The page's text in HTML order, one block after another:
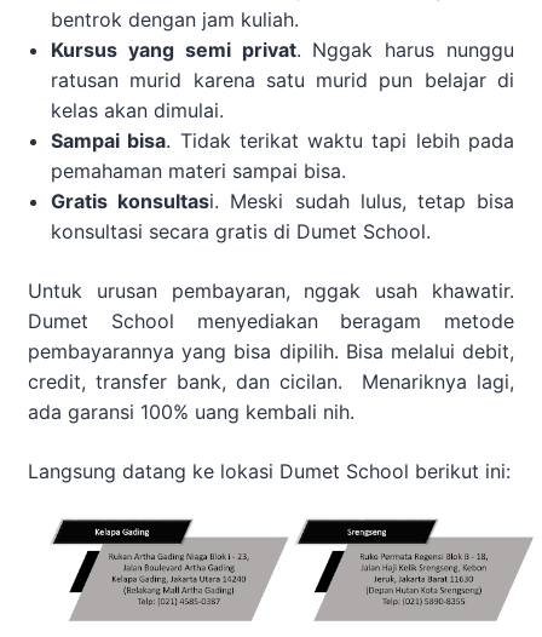
bentrok dengan jam kuliah.
Kursus yang semi privat. Nggak harus nunggu
ratusan murid karena satu murid pun belajar di
kelas akan dimulai.
Sampai bisa. Tidak terikat waktu tapi lebih pada
pemahaman materi sampai bisa.
Gratis konsultasi. Meski sudah lulus, tetap bisa
konsultasi secara gratis di Dumet School.
Untuk urusan pembayaran, nggak usah khawatir.
Dumet School menyediakan beragam metode
pembayarannya yang bisa dipilih. Bisa melalui debit,
credit, transfer bank, dan cicilan. Menariknya lagi,
ada garansi 100% uang kembali nih.
Langsung datang ke lokasi Dumet School berikut ini: